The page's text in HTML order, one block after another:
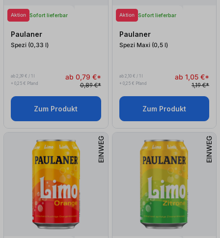
Aktion Sofort lieferbar
Paulaner
Spezi (0,33 l)
ab 2,39 € / 1 l
+ 0,25 € Pfand
ab 0,79 €*
0,89 €*
Zum Produkt
Aktion Sofort lieferbar
Paulaner
Spezi Maxi (0,5 l)
ab 2,10 € / 1 l
+ 0,25 € Pfand
ab 1,05 €*
1,19 €*
Zum Produkt
EINWEG EINWEG